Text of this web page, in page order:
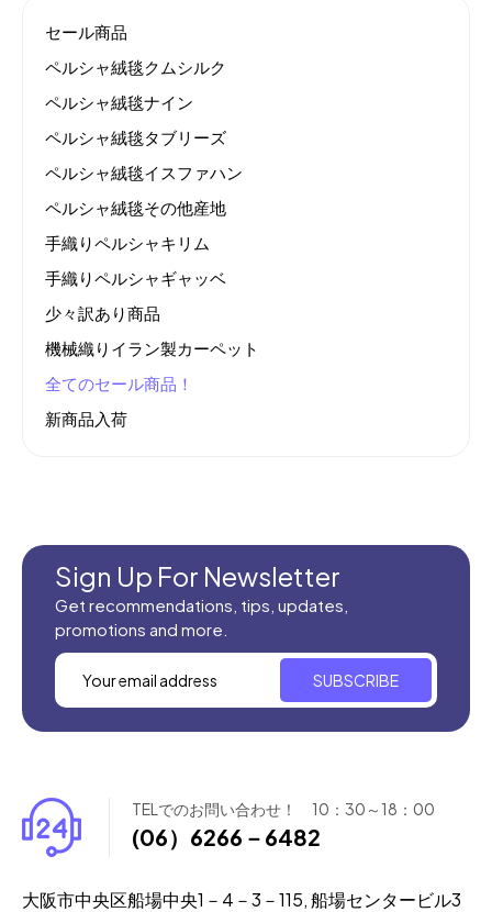
セール商品
ペルシャ絨毯クムシルク
ペルシャ絨毯ナイン
ペルシャ絨毯タブリーズ
ペルシャ絨毯イスファハン
ペルシャ絨毯その他産地
手織りペルシャキリム
手織りペルシャギャッベ
少々訳あり商品
機械織りイラン製カーペット
全てのセール商品！
新商品入荷
Sign Up For Newsletter
Get recommendations, tips, updates,
promotions and more.
SUBSCRIBE
TELでのお問い合わせ！ 10：30～18：00
(06）6266－6482
大阪市中央区船場中央1－4－3－115, 船場センタービル3